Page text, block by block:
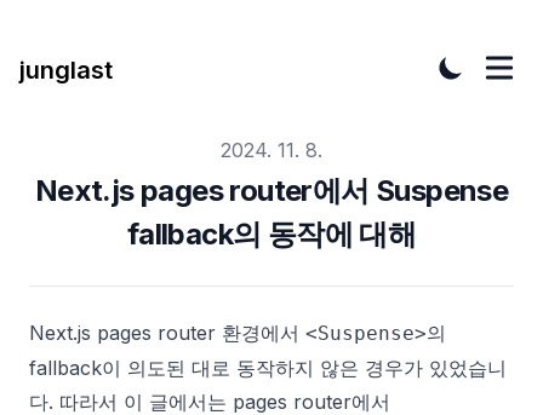
junglast
2024. 11. 8.
Next.js pages router에서 Suspense
fallback의 동작에 대해
Next.js pages router 환경에서 <Suspense>의
fallback이 의도된 대로 동작하지 않은 경우가 있었습니
다. 따라서 이 글에서는 pages router에서